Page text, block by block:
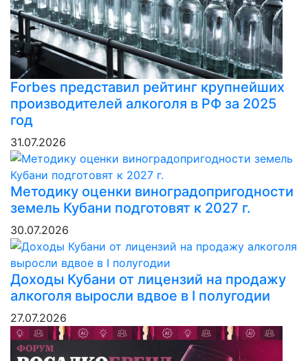
Forbes представил рейтинг крупнейших
производителей алкоголя в РФ за 2025
год
31.07.2026
Методику оценки виноградопригодности
земель Кубани подготовят к 2027 г.
30.07.2026
Доходы Кубани от лицензий на продажу
алкоголя выросли вдвое в I полугодии
27.07.2026